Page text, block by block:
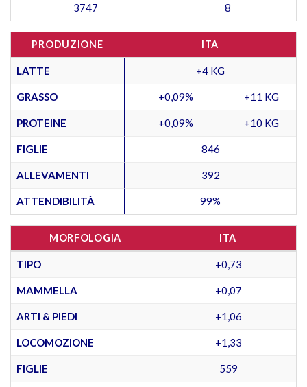
3747 8
PRODUZIONE ITA
LATTE +4 KG
GRASSO +0,09% +11 KG
PROTEINE +0,09% +10 KG
FIGLIE 846
ALLEVAMENTI 392
ATTENDIBILITÀ 99%
MORFOLOGIA ITA
TIPO +0,73
MAMMELLA +0,07
ARTI & PIEDI +1,06
LOCOMOZIONE +1,33
FIGLIE 559